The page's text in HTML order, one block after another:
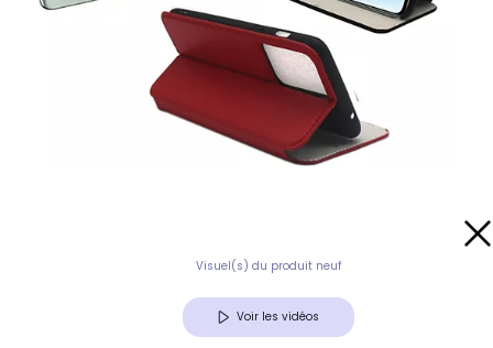
Visuel(s) du produit neuf
Voir les vidéos